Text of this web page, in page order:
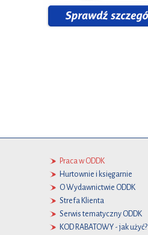
Praca w ODDK
Hurtownie i księgarnie
O Wydawnictwie ODDK
Strefa Klienta
Serwis tematyczny ODDK
KOD RABATOWY - jak użyć?